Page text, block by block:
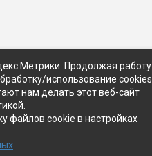
Продолжая работу
использование cookies
нам делать этот веб-сайт
файлов cookie в настройках